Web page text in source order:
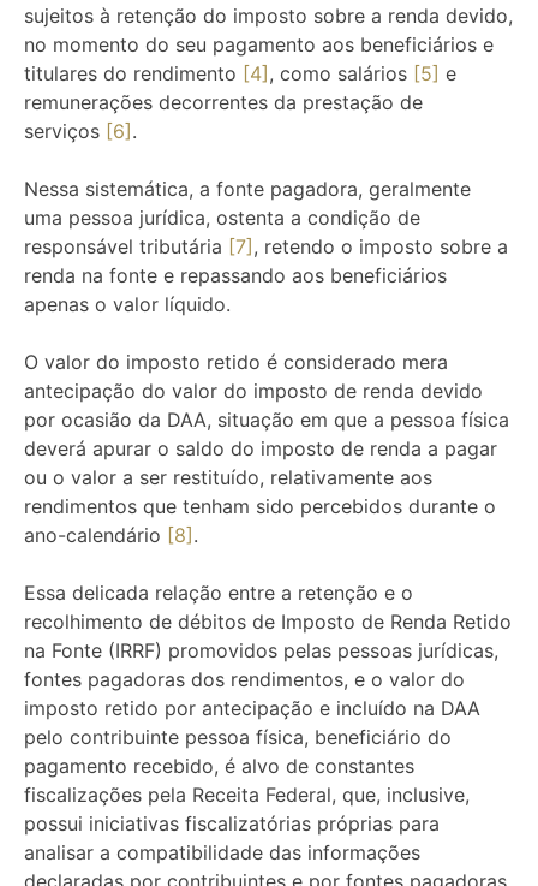
sujeitos à retenção do imposto sobre a renda devido,
no momento do seu pagamento aos beneficiários e
titulares do rendimento [4], como salários [5] e
remunerações decorrentes da prestação de
serviços [6].
Nessa sistemática, a fonte pagadora, geralmente
uma pessoa jurídica, ostenta a condição de
responsável tributária [7], retendo o imposto sobre a
renda na fonte e repassando aos beneficiários
apenas o valor líquido.
O valor do imposto retido é considerado mera
antecipação do valor do imposto de renda devido
por ocasião da DAA, situação em que a pessoa física
deverá apurar o saldo do imposto de renda a pagar
ou o valor a ser restituído, relativamente aos
rendimentos que tenham sido percebidos durante o
ano-calendário [8].
Essa delicada relação entre a retenção e o
recolhimento de débitos de Imposto de Renda Retido
na Fonte (IRRF) promovidos pelas pessoas jurídicas,
fontes pagadoras dos rendimentos, e o valor do
imposto retido por antecipação e incluído na DAA
pelo contribuinte pessoa física, beneficiário do
pagamento recebido, é alvo de constantes
fiscalizações pela Receita Federal, que, inclusive,
possui iniciativas fiscalizatórias próprias para
analisar a compatibilidade das informações
declaradas por contribuintes e por fontes pagadoras